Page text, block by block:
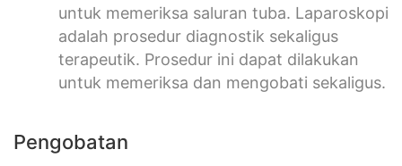
untuk memeriksa saluran tuba. Laparoskopi
adalah prosedur diagnostik sekaligus
terapeutik. Prosedur ini dapat dilakukan
untuk memeriksa dan mengobati sekaligus.
Pengobatan